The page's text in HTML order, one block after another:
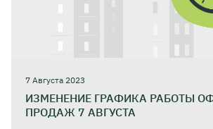
7 Августа 2023
ИЗМЕНЕНИЕ ГРАФИКА РАБОТЫ
ПРОДАЖ 7 АВГУСТА